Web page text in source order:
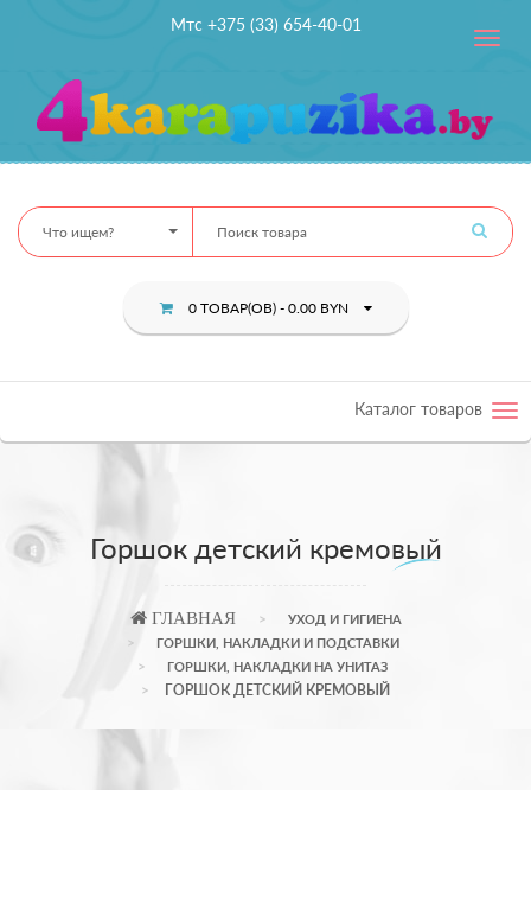
Мтс +375 (33) 654-40-01
Toggle
Что ищем?
0 ТОВАР(ОВ) - 0.00 BYN
Каталог товаров
Горшок детский кремовый
ГЛАВНАЯ
УХОД И ГИГИЕНА
ГОРШКИ, НАКЛАДКИ И ПОДСТАВКИ
ГОРШКИ, НАКЛАДКИ НА УНИТАЗ
ГОРШОК ДЕТСКИЙ КРЕМОВЫЙ